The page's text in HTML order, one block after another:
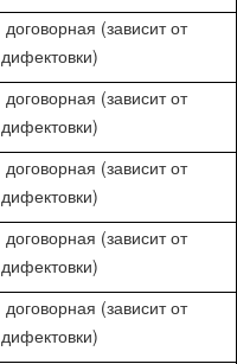
договорная (зависит от
дифектовки)
договорная (зависит от
дифектовки)
договорная (зависит от
дифектовки)
договорная (зависит от
дифектовки)
договорная (зависит от
дифектовки)